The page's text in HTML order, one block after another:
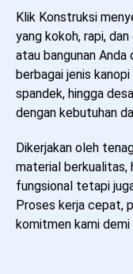
Klik Konstruksi
yang kokoh, rapi,
atau bangunan Anda
berbagai jenis
spandek, hingga
dengan kebutuhan
Dikerjakan oleh
material berkualitas,
fungsional tetapi
Proses kerja cepat,
komitmen kami